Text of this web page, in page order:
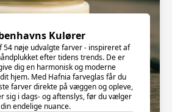
Kulører
54 nøje udvalgte farver - inspireret af
efter tidens trends. De er
dig en harmonisk og moderne
hjem. Med Hafnia farveglas får du
farver direkte på væggen og opleve,
sig i dags- og aftenslys, før du vælger
din endelige nuance.